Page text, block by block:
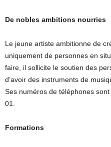
De nobles ambitions nourries
Le jeune artiste ambitionne de
uniquement de personnes en
faire, il sollicite le soutien des
d’avoir des instruments de
Ses numéros de téléphones
01.
Formations